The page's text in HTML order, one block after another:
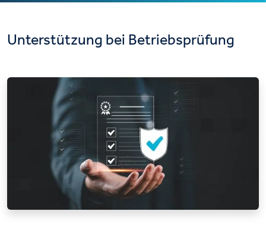
Unterstützung bei Betriebsprüfung